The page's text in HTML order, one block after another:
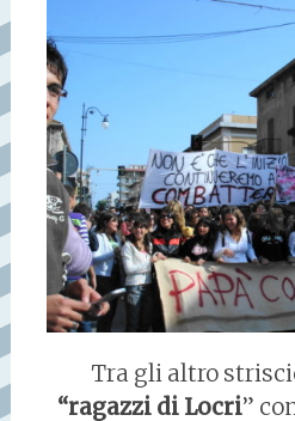
Tra gli altro
“ragazzi di Locri”